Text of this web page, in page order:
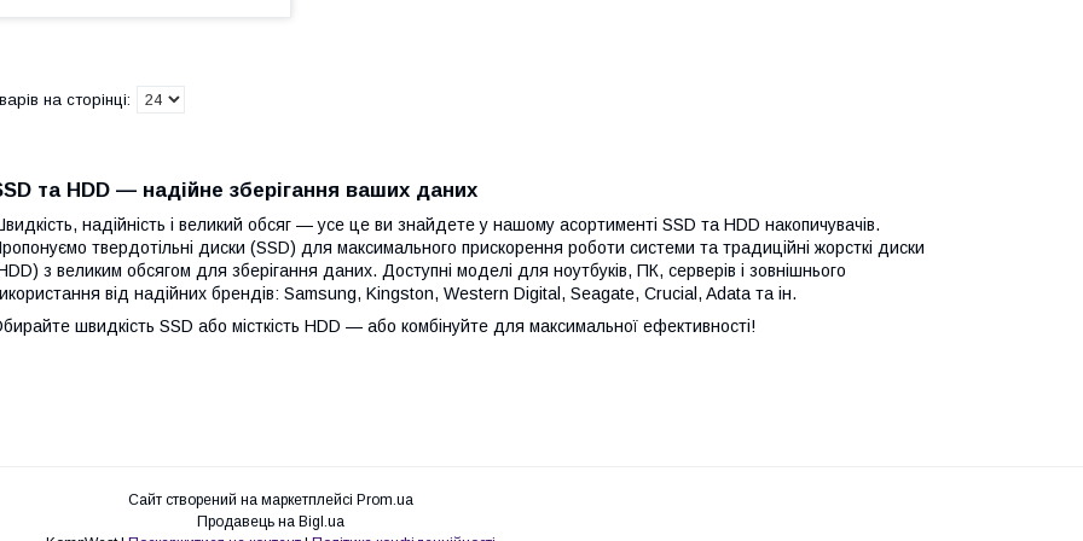
та HDD — надійне зберігання ваших даних
надійність і великий обсяг — усе це ви знайдете у нашому асортименті SSD та HDD накопичувачів.
твердотільні диски (SSD) для максимального прискорення роботи системи та традиційні жорсткі диски
з великим обсягом для зберігання даних. Доступні моделі для ноутбуків, ПК, серверів і зовнішнього
від надійних брендів: Samsung, Kingston, Western Digital, Seagate, Crucial, Adata та ін.
швидкість SSD або місткість HDD — або комбінуйте для максимальної ефективності!
Сайт створений на маркетплейсі Prom.ua
Продавець на Bigl.ua